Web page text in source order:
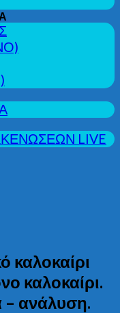
LIVE
καλοκαίρι
καλοκαίρι.
– ανάλυση.